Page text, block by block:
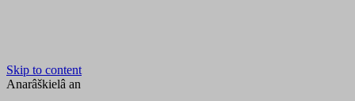
Skip to content
Anarâškielâ an